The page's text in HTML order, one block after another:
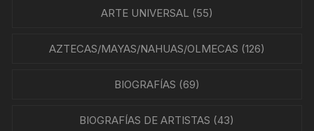
ARTE UNIVERSAL (55)
AZTECAS/MAYAS/NAHUAS/OLMECAS (126)
BIOGRAFÍAS (69)
BIOGRAFÍAS DE ARTISTAS (43)